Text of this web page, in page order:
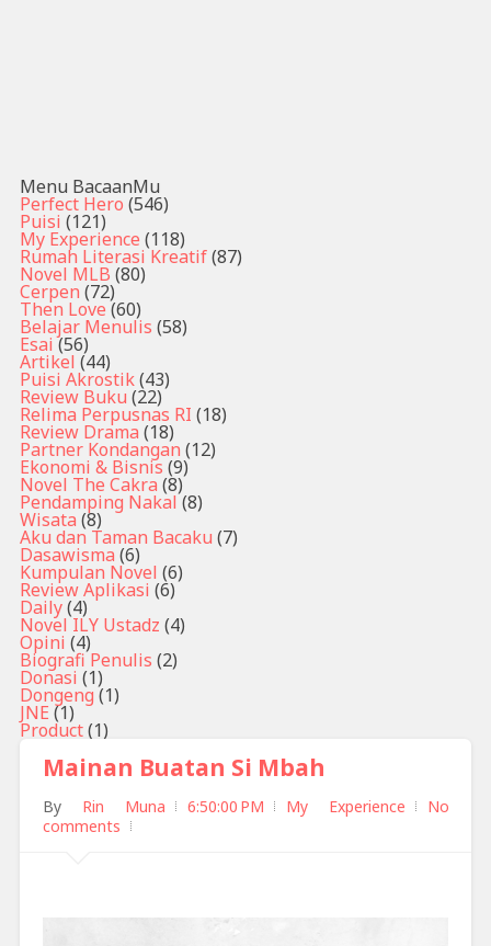
Menu BacaanMu
Perfect Hero (546)
Puisi (121)
My Experience (118)
Rumah Literasi Kreatif(87)
Novel MLB (80)
Cerpen (72)
Then Love (60)
Belajar Menulis (58)
Esai (56)
Artikel (44)
Puisi Akrostik(43)
Review Buku (22)
Relima Perpusnas RI (18)
Review Drama (18)
Partner Kondangan (12)
Ekonomi & Bisnis (9)
Novel The Cakra (8)
Pendamping Nakal (8)
Wisata (8)
Aku dan Taman Bacaku (7)
Dasawisma (6)
Kumpulan Novel (6)
Review Aplikasi (6)
Daily(4)
Novel ILY Ustadz (4)
Opini (4)
Biografi Penulis (2)
Donasi (1)
Dongeng (1)
JNE (1)
Product(1)
Mainan Buatan Si Mbah
By Rin Muna 6:50:00 PM My Experience
No
comments